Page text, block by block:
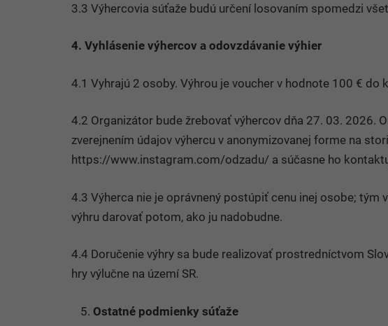
3.3 Výhercovia súťaže budú určení losovaním spomedzi
4. Vyhlásenie výhercov a odovzdávanie výhier
4.1 Vyhrajú 2 osoby. Výhrou je voucher v hodnote 100 € do
4.2 Organizátor bude žrebovať výhercov dňa 27. 03. 2026.
zverejnením údajov výhercu v anonymizovanej forme na
https://www.instagram.com/odzadu/ a súčasne ho
4.3 Výherca nie je oprávnený postúpiť cenu inej osobe; tým
výhru darovať potom, ako ju nadobudne.
4.4 Doručenie výhry sa bude realizovať prostredníctvom
hry vý­lučne na území SR.
Ostatné podmienky súťaže